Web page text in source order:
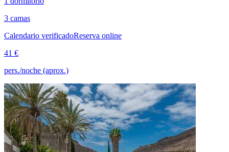
3 camas
Calendario verificadoReserva online
41 €
pers./noche (aprox.)